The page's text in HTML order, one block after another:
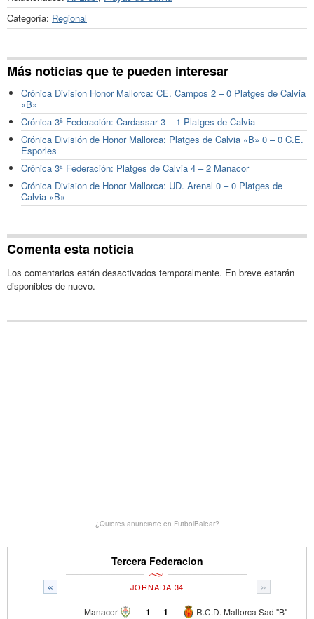
Categoría: Regional
Más noticias que te pueden interesar
Crónica Division Honor Mallorca: CE. Campos 2 – 0 Platges de Calvia
«B»
Crónica 3ª Federación: Cardassar 3 – 1 Platges de Calvia
Crónica División de Honor Mallorca: Platges de Calvia «B» 0 – 0 C.E.
Esporles
Crónica 3ª Federación: Platges de Calvia 4 – 2 Manacor
Crónica Division de Honor Mallorca: UD. Arenal 0 – 0 Platges de
Calvia «B»
Comenta esta noticia
Los comentarios están desactivados temporalmente. En breve estarán
disponibles de nuevo.
¿Quieres anunciarte en FutbolBalear?
Tercera Federacion
« »
JORNADA 34
Manacor 1 - R.C.D. Mallorca Sad "B"
1